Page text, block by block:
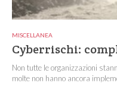
MISCELLANEA
Cyberrischi:
Non tutte le organizzazioni
molte non hanno ancora